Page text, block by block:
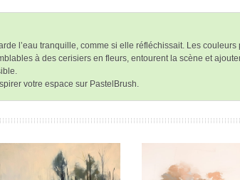
l’eau tranquille, comme si elle réfléchissait. Les couleurs
à des cerisiers en fleurs, entourent la scène et
votre espace sur PastelBrush.